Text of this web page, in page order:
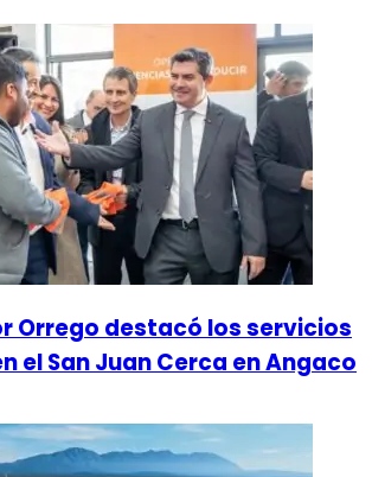
Orrego destacó los servicios
el San Juan Cerca en Angaco